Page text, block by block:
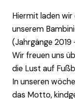
Hiermit laden
unserem
(Jahrgänge 2019
Wir freuen uns
die Lust auf
In unseren
das Motto,